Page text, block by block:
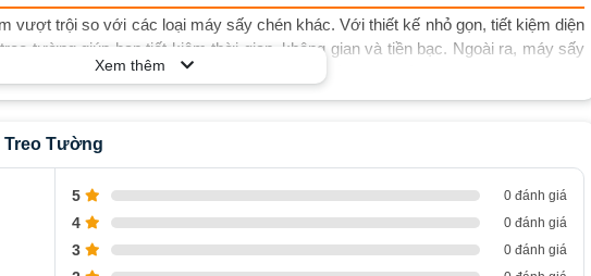
vượt trội so với các loại máy sấy chén khác. Với thiết kế nhỏ gọn, tiết kiệm diện
tường giúp bạn tiết kiệm thời gian, không gian và tiền bạc. Ngoài ra, máy sấy
đề vi khuẩn và dơ bẩn trong chén dĩa, đảm bảo sức khỏe cho bạn và gia đình.
bạn cần chú ý đến một số điểm sau:
học trước khi đặt vào máy sấy.
độ và thời gian sấy phù hợp với chén dĩa.
tra kỹ trước khi sử dụng
Xem thêm
Treo Tường
5 0 đánh giá
4 0 đánh giá
3 0 đánh giá